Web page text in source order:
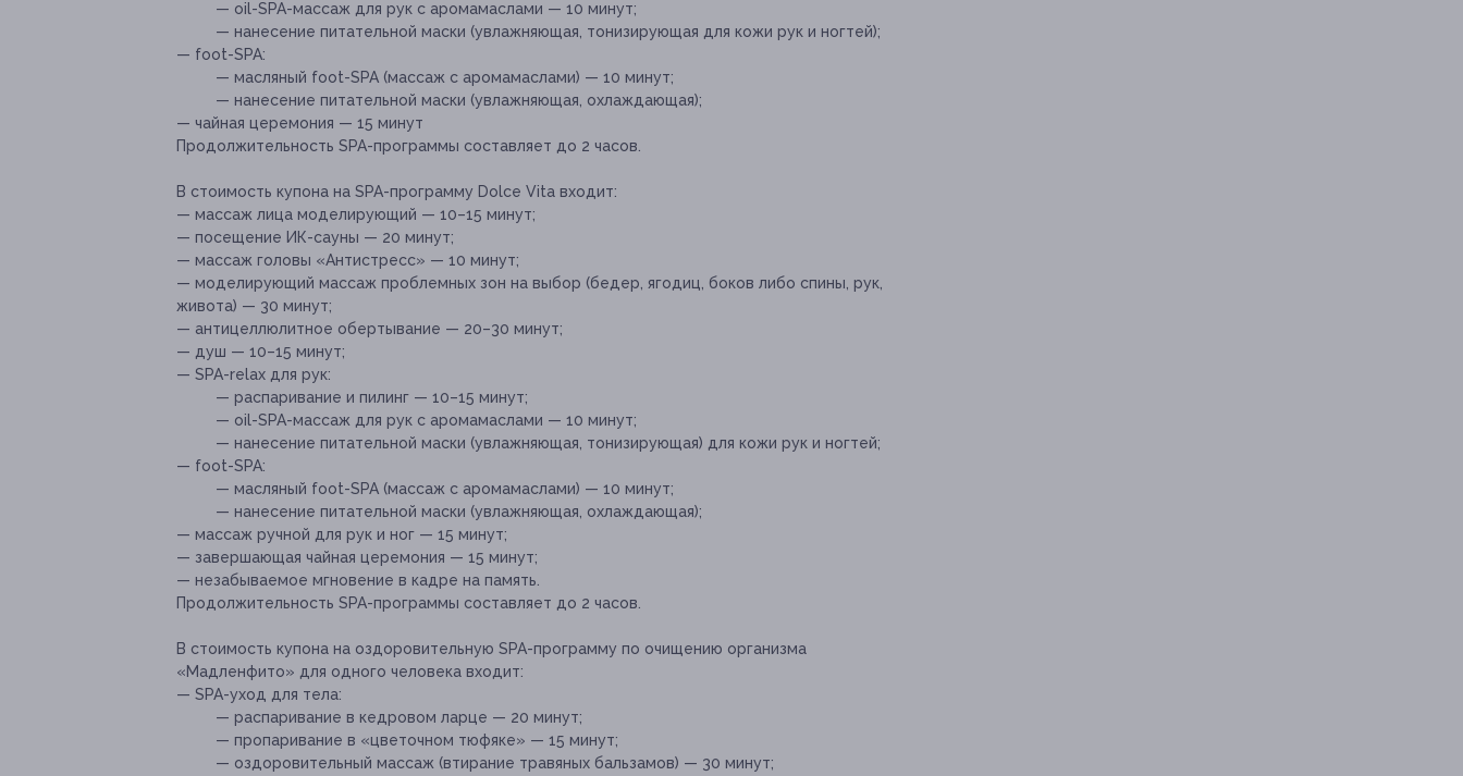
— oil-SPA-массаж для рук с аромамаслами — 10 минут;
— нанесение питательной маски (увлажняющая, тонизирующая для кожи рук и ногтей);
— foot-SPA:
— масляный foot-SPA (массаж с аромамаслами) — 10 минут;
— нанесение питательной маски (увлажняющая, охлаждающая);
— чайная церемония — 15 минут
Продолжительность SPA-программы составляет до 2 часов.
В стоимость купона на SPA-программу Dolce Vita входит:
— массаж лица моделирующий — 10–15 минут;
— посещение ИК-сауны — 20 минут;
— массаж головы «Антистресс» — 10 минут;
— моделирующий массаж проблемных зон на выбор (бедер, ягодиц, боков либо спины, рук,
живота) — 30 минут;
— антицеллюлитное обертывание — 20–30 минут;
— душ — 10–15 минут;
— SPA-relax для рук:
— распаривание и пилинг — 10–15 минут;
— oil-SPA-массаж для рук с аромамаслами — 10 минут;
— нанесение питательной маски (увлажняющая, тонизирующая) для кожи рук и ногтей;
— foot-SPA:
— масляный foot-SPA (массаж с аромамаслами) — 10 минут;
— нанесение питательной маски (увлажняющая, охлаждающая);
— массаж ручной для рук и ног — 15 минут;
— завершающая чайная церемония — 15 минут;
— незабываемое мгновение в кадре на память.
Продолжительность SPA-программы составляет до 2 часов.
В стоимость купона на оздоровительную SPA-программу по очищению организма
«Мадленфито» для одного человека входит:
— SPA-уход для тела:
— распаривание в кедровом ларце — 20 минут;
— пропаривание в «цветочном тюфяке» — 15 минут;
— оздоровительный массаж (втирание травяных бальзамов) — 30 минут;